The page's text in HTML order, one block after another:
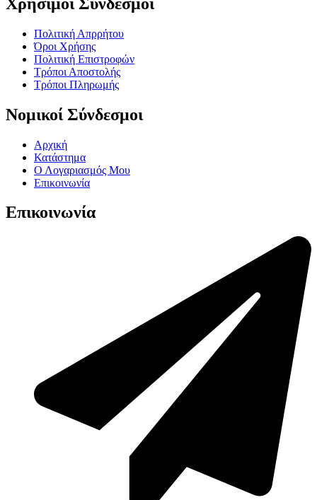
Πολιτική Απρρήτου
Όροι Χρήσης
Πολιτική Επιστροφών
Τρόποι Αποστολής
Τρόποι Πληρωμής
Νομικοί Σύνδεσμοι
Αρχική
Κατάστημα
Ο Λογαριασμός Μου
Επικοινωνία
Επικοινωνία